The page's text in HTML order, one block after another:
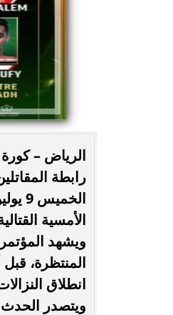
الأمسية القتالية المرتقبة يوم
ويشهد
المنتظرة،
انطلاق
ويتصدر
حُسنى شريفي العلوي تؤكد
بأغنية ”أنا وحدة عادية”